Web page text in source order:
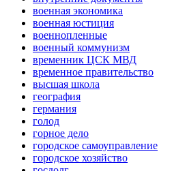
военная экономика
военная юстиция
военнопленные
военный коммунизм
временник ЦСК МВД
временное правительство
высшая школа
география
германия
голод
горное дело
городское самоуправление
городское хозяйство